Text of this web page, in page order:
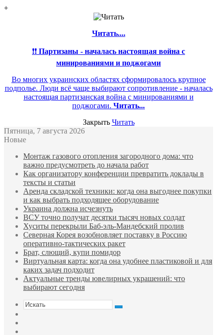
+
Читать....
❗❗ Партизаны - началась настоящая война с
минированиями и поджогами
Во многих украинских областях сформировалось крупное
подполье. Люди всё чаще выбирают сопротивление - началась
настоящая партизанская война с минированиями и
поджогами. Читать...
Закрыть Читать
Пятница, 7 августа 2026
Новые
Монтаж газового отопления загородного дома: что
важно предусмотреть до начала работ
Как организатору конференции превратить доклады в
тексты и статьи
Аренда складской техники: когда она выгоднее покупки
и как выбрать подходящее оборудование
Украина должна исчезнуть
ВСУ точно получат десятки тысяч новых солдат
Хуситы перекрыли Баб-эль-Мандебский пролив
Северная Корея возобновляет поставку в Россию
оперативно-тактических ракет
Брат, слющий, купи помидор
Виртуальная карта: когда она удобнее пластиковой и для
каких задач подходит
Актуальные тренды ювелирных украшений: что
выбирают сегодня
Искать